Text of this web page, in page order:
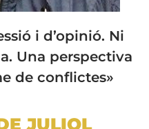
i d’opinió. Ni
Una perspectiva
de conflictes»
JULIOL